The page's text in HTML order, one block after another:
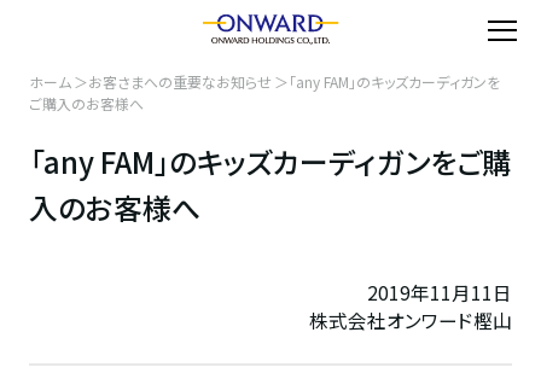
ホーム お客さまへの重要なお知らせ
「any FAM」のキッズカーディガンを
ご購入のお客様へ
「any FAM」のキッズカーディガンをご購
入のお客様へ
2019年11月11日
株式会社オンワード樫山